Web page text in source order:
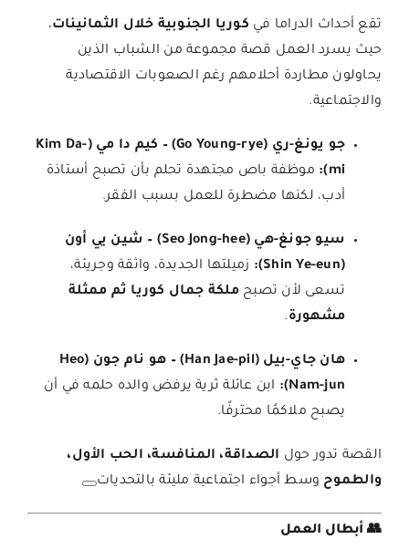
تقع أحداث الدراما في كوريا الجنوبية خلال الثمانينات،
حيث يسرد العمل قصة مجموعة من الشباب الذين
يحاولون مطاردة أحلامهم رغم الصعوبات الاقتصادية
والاجتماعية.
جو يونغ-ري (Go Young-rye) – كيم دا مي (Kim Da-
mi):
موظفة باص مجتهدة تحلم بأن تصبح أستاذة
أدب، لكنها مضطرة للعمل بسبب الفقر.
سيو جونغ-هي (Seo Jong-hee) – شين يي أون
(Shin Ye-eun):
زميلتها الجديدة، واثقة وجريئة،
تسعى لأن تصبحملكة جمال كوريا ثم ممثلة
مشهورة.
هان جاي-بيل (Han Jae-pil) – هو نام جون (Heo
Nam-jun):
ابن عائلة ثرية يرفض والده حلمه في أن
يصبح ملاكمًا محترفًا.
القصة تدور حول الصداقة، المنافسة، الحب الأول،
والطموح وسط أجواء اجتماعية مليئة بالتحديات
👥 أبطال العمل